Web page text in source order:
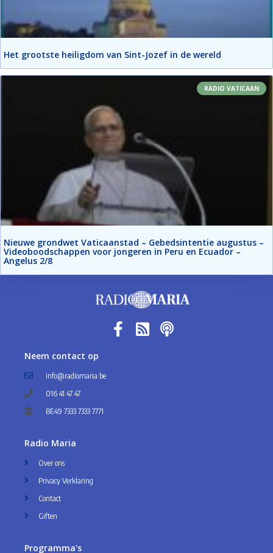
Het grootste heiligdom van Sint-Jozef in de wereld
RADIO VATICAAN
Nieuwe grondwet Vaticaanstad – Gebedsintentie augustus –
Videoboodschappen voor jongeren in Peru en Ecuador –
Angelus 2/8
Neem contact op
info@radiomaria.be
016 41 47 47
BE49 7333 7333 7771
Radio Maria
Over ons
Privacy Verklaring
Contact
Giften
Programma's